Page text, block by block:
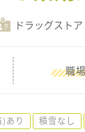
ドラッグストア
職
あり 積雪なし